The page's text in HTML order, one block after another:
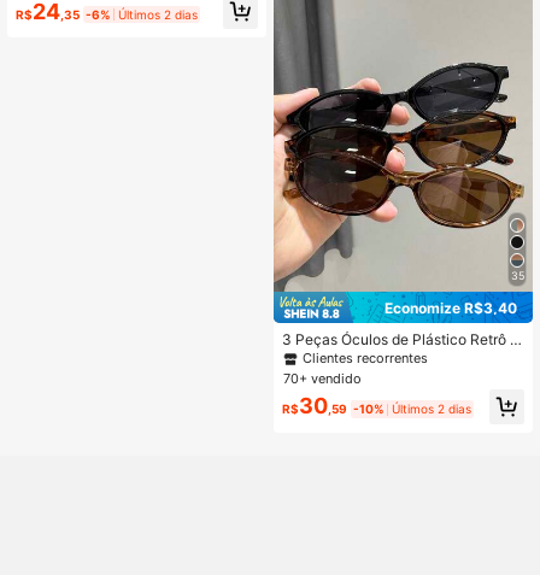
tivas Versáteis e da Moda, Adequad
R$24 ,35 -6% Últimos 2 dias
35
Economize R$3,40
3 Peças Óculos de Plástico Retrô P
equenos e Ovais Multicoloridos, Ver
sáteis e Minimalistas, Adequados p
Outras Ocasiões, Um Acessório de
Clientes recorrentes
70+ vendido
R$30,59 -10% Últimos 2 dias